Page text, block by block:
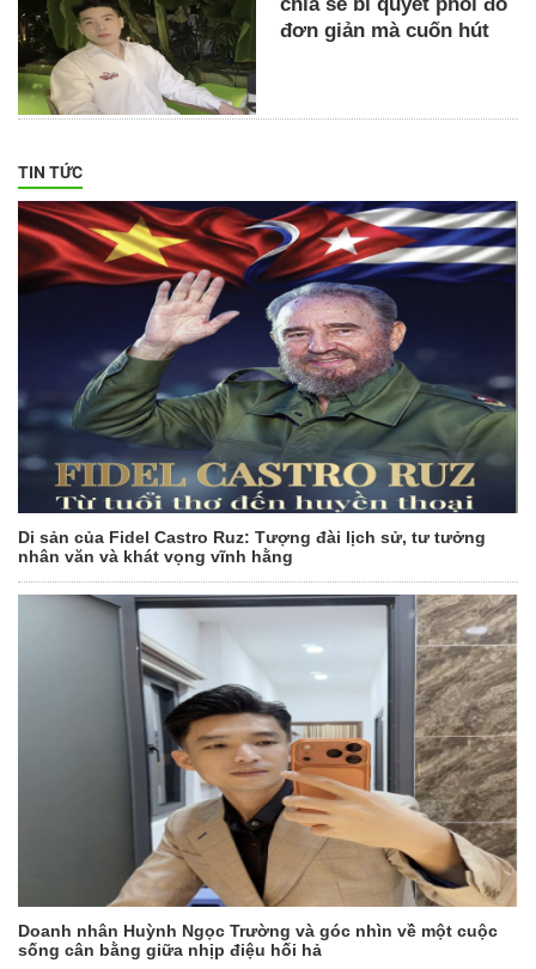
đơn giản mà cuốn hút
TIN TỨC
Di sản của Fidel Castro Ruz: Tượng đài lịch sử, tư tưởng
nhân văn và khát vọng vĩnh hằng
Doanh nhân Huỳnh Ngọc Trường và góc nhìn về một cuộc
sống cân bằng giữa nhịp điệu hối hả